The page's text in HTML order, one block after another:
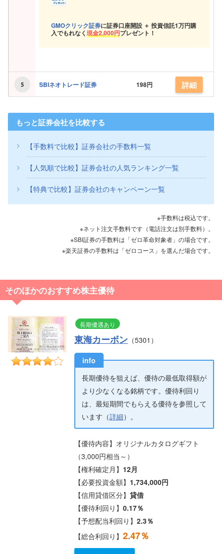
GMOクリック証券に証券口座開設 ＋ 投資信託1万円購
入でもれなく現金2,000円プレゼント！
SBIネオトレード証券 198円 詳細
もっと証券会社を比較する
【手数料で比較】証券会社の手数料一覧
【人気順で比較】証券会社の人気ランキング一覧
【特典で比較】証券会社のキャンペーン一覧
※手数料は税込です。
※ネット注文手数料です（電話注文は別手数料）。
※SBI証券の手数料は「ゼロ革命対象者」の場合です。
※楽天証券の手数料は「ゼロコース」を選んだ場合です。
そのほかのおすすめ株主優待
長期優遇あり
東海カーボン （5301）
長期優待を狙えば、優待の最低取得額が
より少なくなる銘柄です。優待利回り
は、最短期間でもらえる優待を参照して
います（詳細）。
【優待内容】オリジナルカタログギフト
（3,000円相当～）
【権利確定月】 12月
【必要投資金額】 1,734,000円
【信用貸借区分】貸借
【優待利回り】0.17％
【予想配当利回り】2.3％
【総合利回り】2.47％